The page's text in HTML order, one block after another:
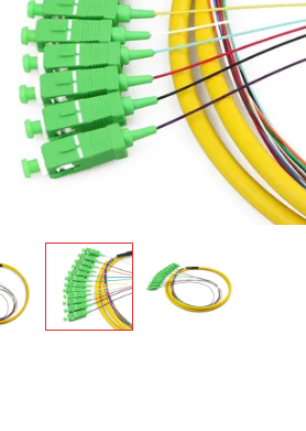
Russische Federatie